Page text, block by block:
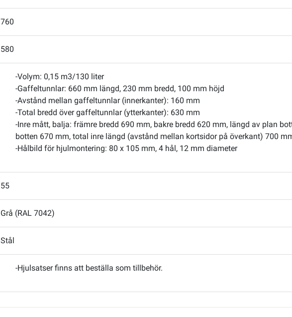
760
580
-Volym: 0,15 m3/130 liter
-Gaffeltunnlar: 660 mm längd, 230 mm bredd, 100 mm höjd
-Avstånd mellan gaffeltunnlar (innerkanter): 160 mm
-Total bredd över gaffeltunnlar (ytterkanter): 630 mm
-Inre mått, balja: främre bredd 690 mm, bakre bredd 620 mm, längd av plan
botten 670 mm, total inre längd (avstånd mellan kortsidor på överkant) 700
-Hålbild för hjulmontering: 80 x 105 mm, 4 hål, 12 mm diameter
55
Grå (RAL 7042)
Stål
-Hjulsatser finns att beställa som tillbehör.